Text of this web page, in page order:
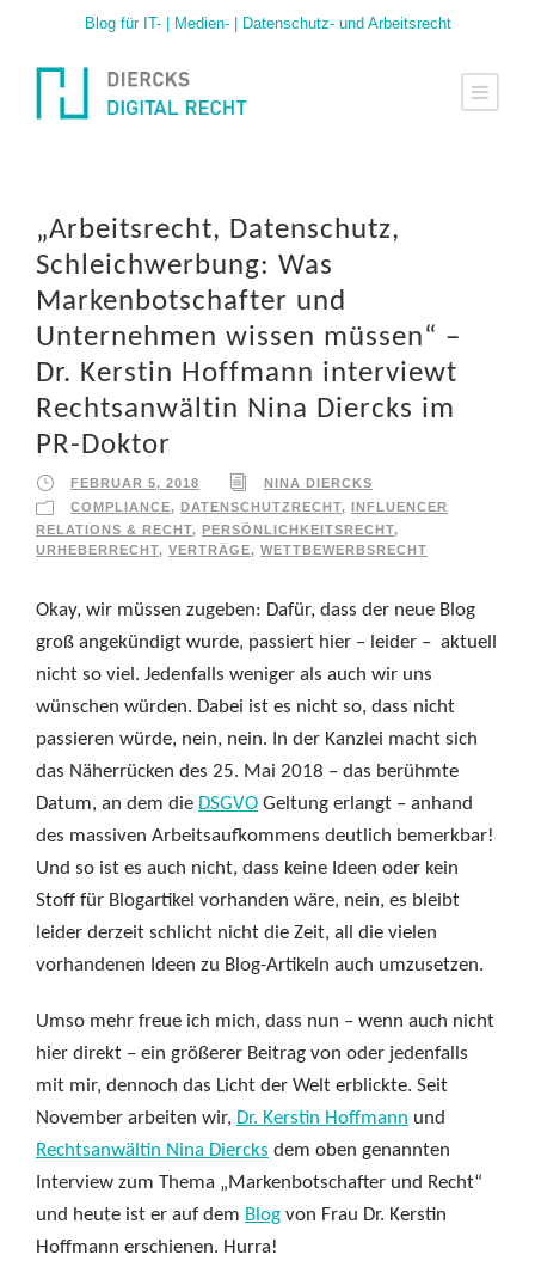
Blog für IT- | Medien- | Datenschutz- und Arbeitsrecht
„Arbeitsrecht, Datenschutz,
Schleichwerbung: Was
Markenbotschafter und
Unternehmen wissen müssen“ –
Dr. Kerstin Hoffmann interviewt
Rechtsanwältin Nina Diercks im
PR-Doktor
FEBRUAR 5, 2018
NINA DIERCKS
COMPLIANCE, DATENSCHUTZRECHT,
INFLUENCER
RELATIONS & RECHT, PERSÖNLICHKEITSRECHT,
URHEBERRECHT, VERTRÄGE, WETTBEWERBSRECHT
Okay, wir müssen zugeben: Dafür, dass der neue Blog
groß angekündigt wurde, passiert hier – leider – aktuell
nicht so viel. Jedenfalls weniger als auch wir uns
wünschen würden. Dabei ist es nicht so, dass nicht
passieren würde, nein, nein. In der Kanzlei macht sich
das Näherrücken des 25. Mai 2018 – das berühmte
Datum, an dem die DSGVO Geltung erlangt – anhand
des massiven Arbeitsaufkommens deutlich bemerkbar!
Und so ist es auch nicht, dass keine Ideen oder kein
Stoff für Blogartikel vorhanden wäre, nein, es bleibt
leider derzeit schlicht nicht die Zeit, all die vielen
vorhandenen Ideen zu Blog-Artikeln auch umzusetzen.
Umso mehr freue ich mich, dass nun – wenn auch nicht
hier direkt – ein größerer Beitrag von oder jedenfalls
mit mir, dennoch das Licht der Welt erblickte. Seit
November arbeiten wir, Dr. Kerstin Hoffmann und
Rechtsanwältin Nina Diercks dem oben genannten
Interview zum Thema „Markenbotschafter und Recht“
und heute ist er auf dem Blog von Frau Dr. Kerstin
Hoffmann erschienen. Hurra!